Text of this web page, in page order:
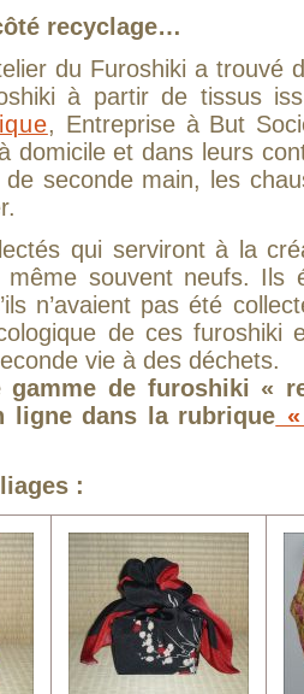
recyclage…
du Furoshiki a trouvé
à partir de tissus
, Entreprise à But
domicile et dans leurs
de seconde main, les
qui serviront à la
souvent neufs. Ils
n’avaient pas été
de ces furoshiki
vie à des déchets.
gamme de furoshiki «
ligne dans la rubrique
: